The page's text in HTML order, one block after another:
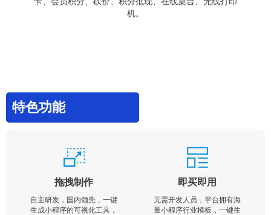
机。
特色功能
拖拽制作
自主研发，国内领先，一键
生成小程序的可视化工具，
即买即用
无需开发人员，平台拥有海
量小程序行业模板，一键生